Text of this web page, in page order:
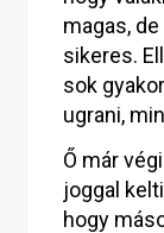
magas,
sikeres.
sok
ugrani,
Ő már
joggal
hogy